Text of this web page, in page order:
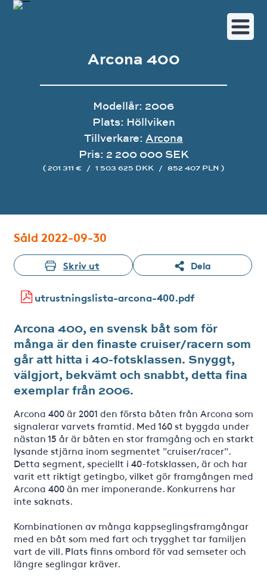
Arcona 400
Modellår: 2006
Plats: Höllviken
Tillverkare: Arcona
Pris: 2 200 000 SEK
( 201 311 € / 1 503 625 DKK / 852 407 PLN )
Såld 2022-09-30
Skriv ut Dela
utrustningslista-arcona-400.pdf
Arcona 400, en svensk båt som för
många är den finaste cruiser/racern som
går att hitta i 40-fotsklassen. Snyggt,
välgjort, bekvämt och snabbt, detta fina
exemplar från 2006.
Arcona 400 är 2001 den första båten från Arcona som
signalerar varvets framtid. Med 160 st byggda under
nästan 15 år är båten en stor framgång och en starkt
lysande stjärna inom segmentet "cruiser/racer".
Detta segment, speciellt i 40-fotsklassen, är och har
varit ett riktigt getingbo, vilket gör framgången med
Arcona 400 än mer imponerande. Konkurrens har
inte saknats.
Kombinationen av många kappseglingsframgångar
med en båt som med fart och trygghet tar familjen
vart de vill. Plats finns ombord för vad semseter och
längre seglingar kräver.